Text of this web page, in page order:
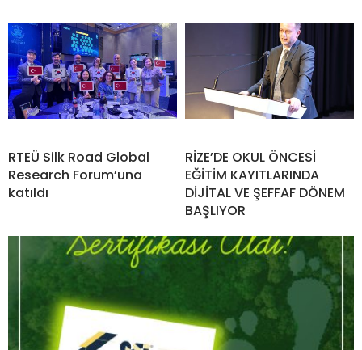
RTEÜ Silk Road Global
Research Forum’una
katıldı
RİZE’DE OKUL ÖNCESİ
EĞİTİM KAYITLARINDA
DİJİTAL VE ŞEFFAF DÖNEM
BAŞLIYOR